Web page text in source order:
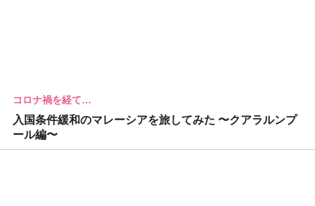
コロナ禍を経て…
入国条件緩和のマレーシアを旅してみた 〜クアラルンプ
ール編〜